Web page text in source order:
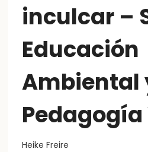
inculcar –
Educación
Ambiental
Pedagogía
Heike Freire